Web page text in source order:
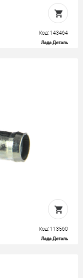
Код: 143464
Лада Деталь
Код: 113560
Лада Деталь